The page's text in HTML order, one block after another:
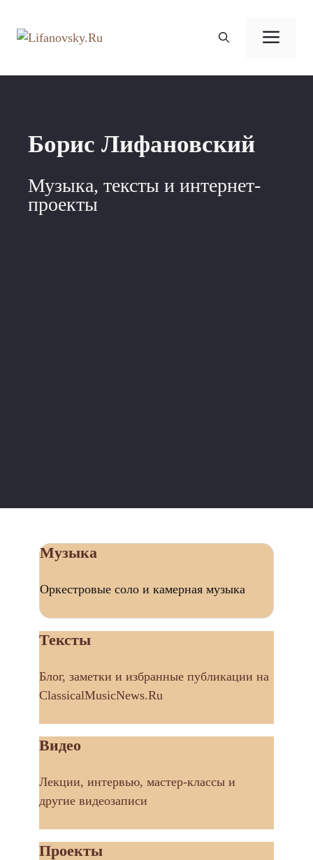
содержимому
Борис Лифановский
Музыка, тексты и интернет-
проекты
Музыка
Оркестровые соло и камерная музыка
Тексты
Блог, заметки и избранные публикации на
ClassicalMusicNews.Ru
Видео
Лекции, интервью, мастер-классы и
другие видеозаписи
Проекты